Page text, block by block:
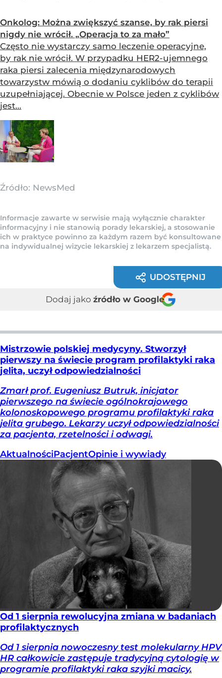
Onkolog: Można zwiększyć szanse, by rak piersi
nigdy nie wrócił. „Operacja to za mało”
Często nie wystarczy samo leczenie operacyjne,
by rak nie wrócił. W przypadku HER2-ujemnego
raka piersi zalecenia międzynarodowych
towarzystw mówią o dodaniu cyklibów do terapii
uzupełniającej. Obecnie w Polsce jeden z cyklibów
jest...
Źródło: NewsMed
Informacje zawarte w serwisie mają wyłącznie charakter
informacyjny i nie stanowią porady lekarskiej, a stosowanie
ich w praktyce powinno za każdym razem być konsultowane
na indywidualnej wizycie lekarskiej z lekarzem specjalistą.
UDOSTĘPNIJ
Dodaj jako źródło w Google
Mistrzowie polskiej medycyny. Stworzył
pierwszy na świecie program profilaktyki raka
jelita, uczył odpowiedzialności
Zmarł prof. Eugeniusz Butruk, inicjator
pierwszego na świecie ogólnokrajowego
kolonoskopowego programu profilaktyki raka
jelita grubego. Lekarzy uczył odpowiedzialności
za pacjenta, rzetelności i odwagi.
AktualnościPacjentOpinie i wywiady
Od 1 sierpnia rewolucyjna zmiana w badaniach
profilaktycznych
Od 1 sierpnia nowoczesny test molekularny HPV
HR całkowicie zastępuje tradycyjną cytologię w
programie profilaktyki raka szyjki macicy.